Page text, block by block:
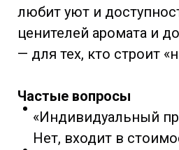
любит уют и
ценителей аромата и
— для тех, кто строит
Частые вопросы
«Индивидуальный
Нет, входит в